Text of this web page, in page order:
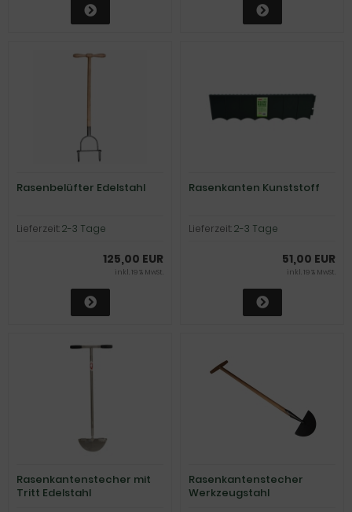
Rasenbelüfter Edelstahl
Lieferzeit:2-3 Tage
125,00 EUR
inkl. 19 % MwSt.
Rasenkanten Kunststoff
Lieferzeit:2-3 Tage
51,00 EUR
inkl. 19 % MwSt.
Rasenkantenstecher mit
Tritt Edelstahl
Rasenkantenstecher
Werkzeugstahl